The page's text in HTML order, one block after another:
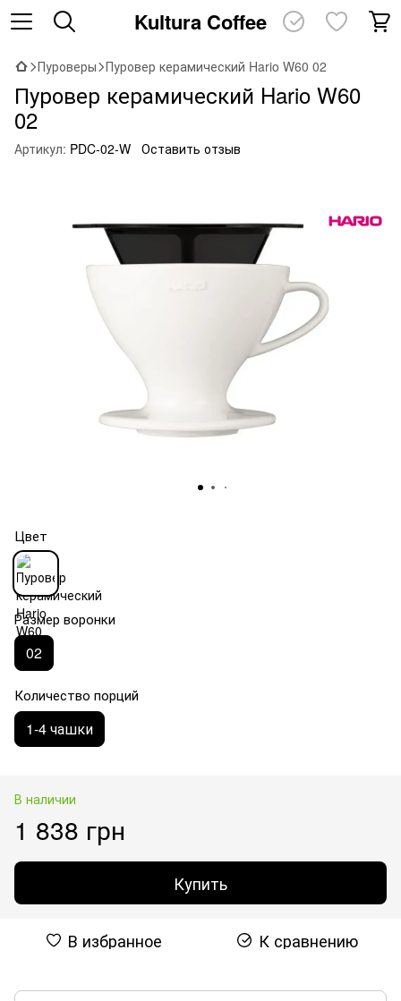
Kultura Coffee
Пуроверы Пуровер керамический Hario W60 02
Пуровер керамический Hario W60
02
Артикул: PDC-02-W Оставить отзыв
Цвет
Размер воронки
02
Количество порций
1-4 чашки
В наличии
1 838 грн
Купить
В избранное К сравнению